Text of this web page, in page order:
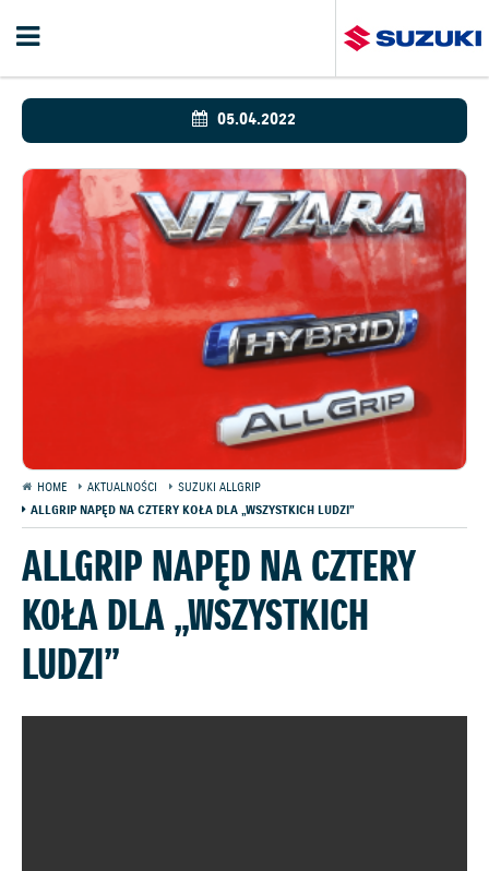
05.04.2022
HOME AKTUALNOŚCI
SUZUKI ALLGRIP
ALLGRIP NAPĘD NA CZTERY KOŁA DLA „WSZYSTKICH LUDZI”
ALLGRIP NAPĘD NA CZTERY
KOŁA DLA „WSZYSTKICH
LUDZI”